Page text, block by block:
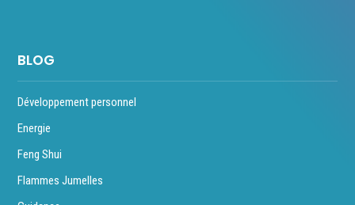
BLOG
Développement personnel
Energie
Feng Shui
Flammes Jumelles